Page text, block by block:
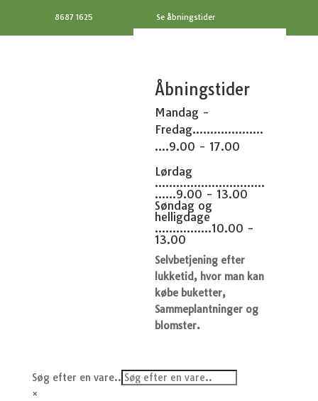
8687 1625 Se åbningstider
Åbningstider
Mandag -
Fredag....................
....9.00 - 17.00
Lørdag
...............................
......9.00 - 13.00
Søndag og
helligdage
................10.00 -
13.00
Selvbetjening efter
lukketid, hvor man kan
købe buketter,
Sammeplantninger og
blomster.
Søg efter en vare..
×